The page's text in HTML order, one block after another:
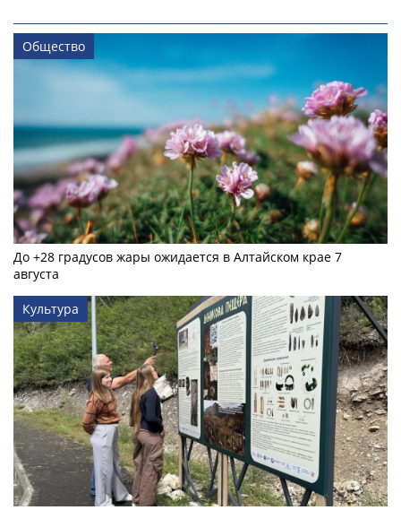
Общество
До +28 градусов жары ожидается в Алтайском крае 7
августа
Культура